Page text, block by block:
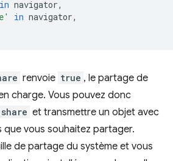
in navigator,
in navigator,
renvoie true , le partage de
charge. Vous pouvez donc
et transmettre un objet avec
que vous souhaitez partager.
de partage du système et vous